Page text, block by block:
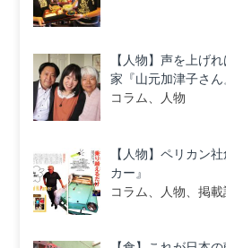
【人物】声を上げ
家『山元加津子さん
コラム、人物
【人物】ペリカン
カー』
コラム、人物、掲載